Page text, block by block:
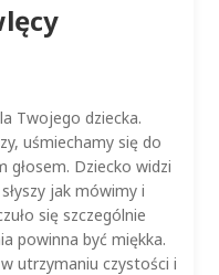
Twojego dziecka.
uśmiechamy się do
Dziecko widzi
jak mówimy i
się szczególnie
powinna być miękka.
utrzymaniu czystości i